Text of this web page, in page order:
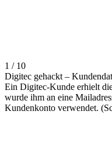
1 / 10
Digitec gehackt –
Ein Digitec-Kunde erhielt
wurde ihm an eine
Kundenkonto verwendet.